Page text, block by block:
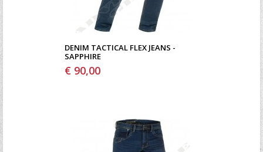
DENIM TACTICAL FLEX JEANS -
SAPPHIRE
€ 90,00